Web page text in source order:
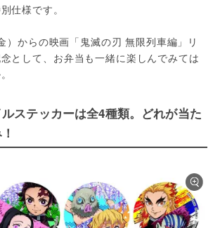
仕様です。
）からの映画「鬼滅の刃 無限列車編」リ
として、お弁当も一緒に楽しんでみては
ステッカーは全4種類。どれが当た